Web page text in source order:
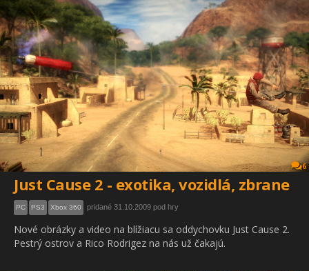
6
Just Cause 2 - exotika, vozidlá, zbrane
PC PS3 Xbox 360 pridané 31.10.2009 pod hry
Nové obrázky a video na blížiacu sa oddychovku Just Cause 2.
Pestrý ostrov a Rico Rodrigez na nás už čakajú.